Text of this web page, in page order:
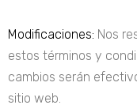
Modificaciones: Nos
estos términos y
cambios serán
sitio web.